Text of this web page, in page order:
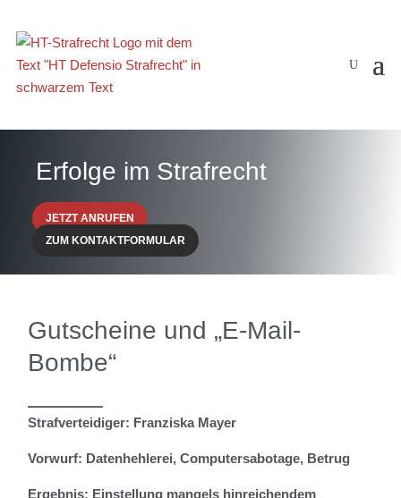
Erfolge im Strafrecht
JETZT ANRUFEN
ZUM KONTAKTFORMULAR
Gutscheine und „E-Mail-
Bombe“
Strafverteidiger: Franziska Mayer
Vorwurf: Datenhehlerei, Computersabotage, Betrug
Ergebnis: Einstellung mangels hinreichendem